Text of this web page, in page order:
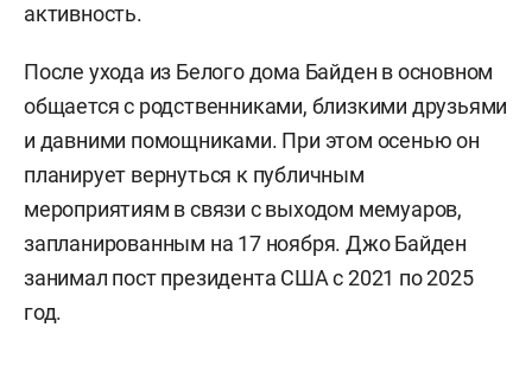
активность.
После ухода из Белого дома Байден в основном
общается с родственниками, близкими друзьями
и давними помощниками. При этом осенью он
планирует вернуться к публичным
мероприятиям в связи с выходом мемуаров,
запланированным на 17 ноября. Джо Байден
занимал пост президента США с 2021 по 2025
год.